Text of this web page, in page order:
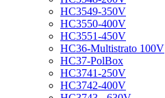
HC3549-350V
HC3550-400V
HC3551-450V
HC36-Multistrato 100V
HC37-PolBox
HC3741-250V
HC3742-400V